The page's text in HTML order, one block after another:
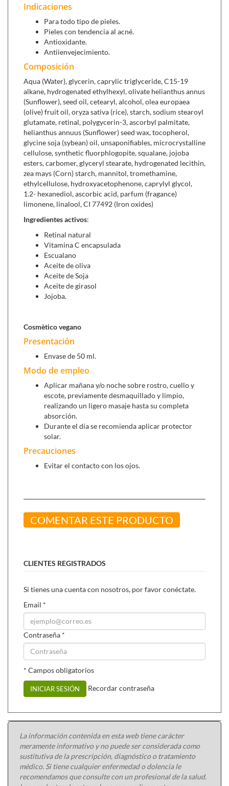
grasas a estabilizar y equilibrar los niveles de sebo.
Es altamente eficaz y ofrece resultados sin causar
irritación incluso en pieles sensibles. Se puede usar día
y noche.
Ingredientes activos:
retinal
sebo y tendencia al acné, ya que contribuye a reducir la
producción de aceites, mejorando la apariencia de los
poros y los granos. También incentiva la formación de
colágeno y elastina, regenera la piel y disminuye la
acción inflamatoria de los melanocitos.
Contiene vitamina C
encapsulada que se libera
directamente sobre tu piel aportándote un extra de
luminosidad.
Elescualano ayuda a proteger la piel contra la pérdida
de humedad y mejora la estructura lipídica natural.
Losaceites de jojoba y de sojaofrecen un extra de
nutrición e hidratación.
Se puede combinar con
Pieleskin (30 cápsulas)
ideal para lucir una piel
luminosa, firme y tersa.
Ácido hialurónico clinic (30 cápsulas)
aspecto de nuestra piel.
Indicaciones
Para todo tipo de pieles.
Pieles con tendencia al acné.
Antioxidante.
Antiienvejecimiento.
Composición
Aqua (Water), glycerin, caprylic triglyceride, C15-19
alkane, hydrogenated ethylhexyl, olivate helianthus annus
(Sunflower), seed oil, cetearyl, alcohol, olea europaea
(olive) fruit oil, oryza sativa (rice), starch, sodium stearoyl
glutamate, retinal, polygycerin-3, ascorbyl palmitate,
helianthus annuus (Sunflower) seed wax, tocopherol,
glycine soja (sybean) oil, unsaponifiables, microcrystalline
cellulose, synthetic fluorphlogopite, squalane, jojoba
esters, carbomer, glyceryl stearate, hydrogenated lecithin,
zea mays (Corn) starch, mannitol, tromethamine,
ethylcellulose, hydroxyacetophenone, caprylyl glycol,
1.2- hexanediol, ascorbic acid, parfum (fragance)
limonene, linalool, CI 77492 (Iron oxides)
Ingredientes activos:
Retinal natural
Vitamina C encapsulada
Escualano
Aceite de oliva
Aceite de Soja
Aceite de girasol
Jojoba.
Cosmètico vegano
Presentación
Envase de 50 ml.
Modo de empleo
Aplicar mañana y/o noche sobre rostro, cuello y
escote, previamente desmaquillado y limpio,
realizando un ligero masaje hasta su completa
absorción.
Durante el día se recomienda aplicar protector
solar.
Precauciones
Evitar el contacto con los ojos.
COMENTAR ESTE PRODUCTO
CLIENTES REGISTRADOS
Si tienes una cuenta con nosotros, por favor conéctate.
Email *
Contraseña *
* Campos obligatorios
INICIAR SESIÓN Recordar contraseña
La información contenida en esta web tiene carácter
meramente informativo y no puede ser considerada como
sustitutiva de la prescripción, diagnóstico o tratamiento
médico. Si tiene cualquier enfermedad o dolencia le
recomendamos que consulte con un profesional de la salud.